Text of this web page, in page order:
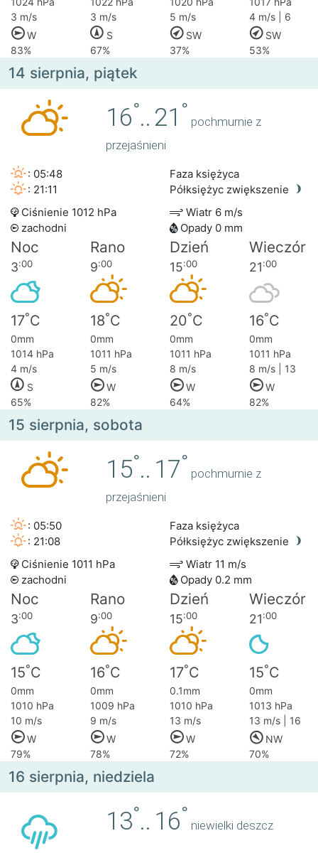
3 m/s
3 m/s 5 m/s
4 m/s | 6
W
S SW
SW
83%
67% 37% 53%
14 sierpnia, piątek
16°.. 21 °
pochmurnie z
przejaśnieni
: 05:48
: 21:11
Faza księżyca
Półksiężyc zwiększenie
Ciśnienie 1012 hPa
Wiatr 6 m/s
zachodni
Opady 0 mm
Noc Rano Dzień Wieczór
3:00 9:00 15:00 21:00
17°C 18°C 20°C 16°C
0mm 0mm 0mm
0mm
1014 hPa
1011 hPa 1011 hPa
1011 hPa
4 m/s
5 m/s 8 m/s
8 m/s | 13
S
W W
W
65%
82% 64% 82%
15 sierpnia, sobota
15°.. 17°
pochmurnie z
przejaśnieni
: 05:50
: 21:08
Faza księżyca
Półksiężyc zwiększenie
Ciśnienie 1011 hPa
Wiatr 11 m/s
zachodni
Opady 0.2 mm
Noc Rano Dzień Wieczór
3:00 9:00 15:00 21:00
15°C 16°C 17°C 15°C
0mm 0mm 0.1mm
0mm
1010 hPa
1009 hPa 1010 hPa
1013 hPa
10 m/s
9 m/s 13 m/s
13 m/s | 16
W
W W
NW
79%
78% 72% 70%
16 sierpnia, niedziela
13°.. 16°
niewielki deszcz